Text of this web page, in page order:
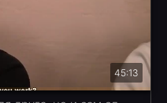
45:13